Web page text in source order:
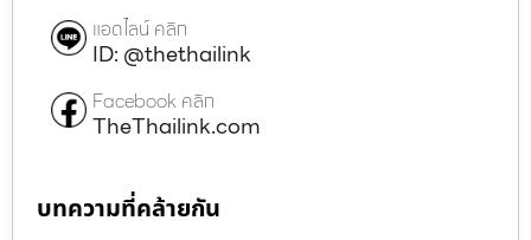
แอดไลน์ คลิก
ID: @thethailink
Facebook คลิก
TheThailink.com
บทความที่คล้ายกัน